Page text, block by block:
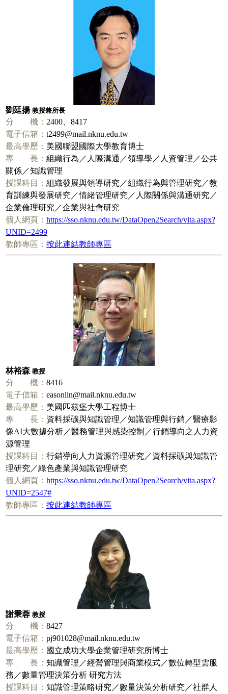
劉廷揚 教授兼所長
分 機： 2400、8417
電子信箱： t2499@mail.nknu.edu.tw
最高學歷： 美國聯盟國際大學教育博士
專 長： 組織行為／人際溝通／領導學／人資管理／公共
關係／知識管理
授課科目： 組織發展與領導研究／組織行為與管理研究／教
育訓練與發展研究／情緒管理研究／人際關係與溝通研究／
企業倫理研究／企業與社會研究
個人網頁： https://sso.nknu.edu.tw/DataOpen2Search/vita.aspx?
UNID=2499
教師專區： 按此連結教師專區
林裕森 教授
分 機： 8416
電子信箱： easonlin@mail.nknu.edu.tw
最高學歷： 美國匹茲堡大學工程博士
專 長： 資料採礦與知識管理／知識管理與行銷／醫療影
像AI大數據分析／醫務管理與感染控制／行銷導向之人力資
源管理
授課科目： 行銷導向人力資源管理研究／資料採礦與知識管
理研究／綠色產業與知識管理研究
個人網頁： https://sso.nknu.edu.tw/DataOpen2Search/vita.aspx?
UNID=2547#
教師專區： 按此連結教師專區
謝秉蓉 教授
分 機： 8427
電子信箱： pj901028@mail.nknu.edu.tw
最高學歷： 國立成功大學企業管理研究所博士
專 長： 知識管理／經營管理與商業模式／數位轉型雲服
務／數量管理決策分析 研究方法
授課科目： 知識管理策略研究／數量決策分析研究／社群人